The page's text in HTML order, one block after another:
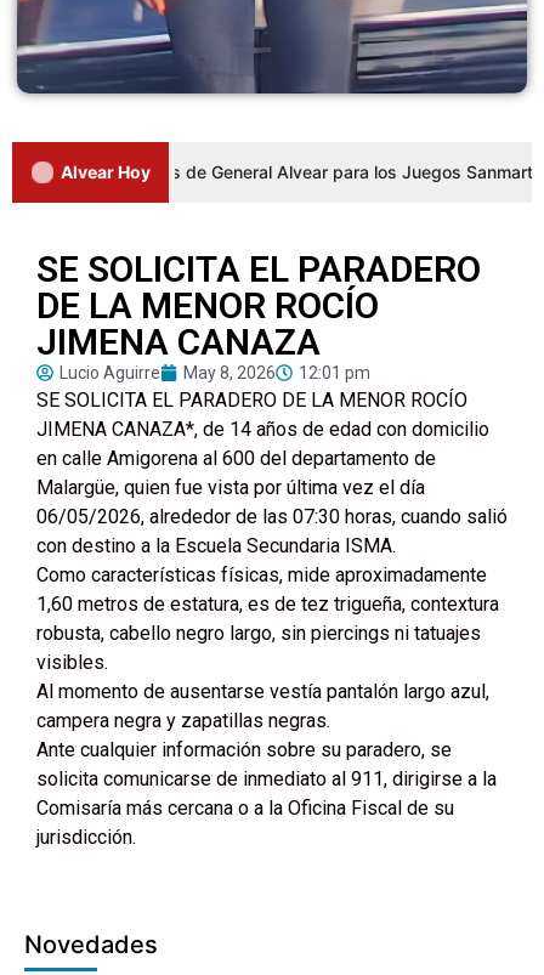
Alvear Hoy
representantes de General Alvear para los Juegos
SE SOLICITA EL PARADERO
DE LA MENOR ROCÍO
JIMENA CANAZA
Lucio Aguirre May 8, 2026 12:01 pm
SE SOLICITA EL PARADERO DE LA MENOR ROCÍO
JIMENA CANAZA*, de 14 años de edad con domicilio
en calle Amigorena al 600 del departamento de
Malargüe, quien fue vista por última vez el día
06/05/2026, alrededor de las 07:30 horas, cuando salió
con destino a la Escuela Secundaria ISMA.
Como características físicas, mide aproximadamente
1,60 metros de estatura, es de tez trigueña, contextura
robusta, cabello negro largo, sin piercings ni tatuajes
visibles.
Al momento de ausentarse vestía pantalón largo azul,
campera negra y zapatillas negras.
Ante cualquier información sobre su paradero, se
solicita comunicarse de inmediato al 911, dirigirse a la
Comisaría más cercana o a la Oficina Fiscal de su
jurisdicción.
Novedades